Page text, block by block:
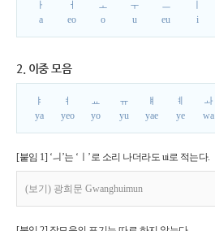
ㅏ
a
ㅓ
eo
ㅗ
o
ㅜ
u
ㅡ
eu
i
2. 이중 모음
ㅑ
ya
ㅕ
yeo
ㅛ
yo
ㅠ
yu
ㅒ
yae
ㅖ
ye
ㅘ
wa
[붙임 1] ‘ㅢ’는 ‘ㅣ’로 소리 나더라도 ui로 적는다.
(보기) 광희문 Gwanghuimun